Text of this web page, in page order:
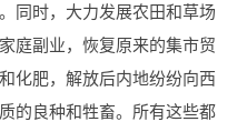
同时，大力发展农田和草场
庭副业，恢复原来的集市贸
化肥，解放后内地纷纷向西
的良种和牲畜。所有这些都